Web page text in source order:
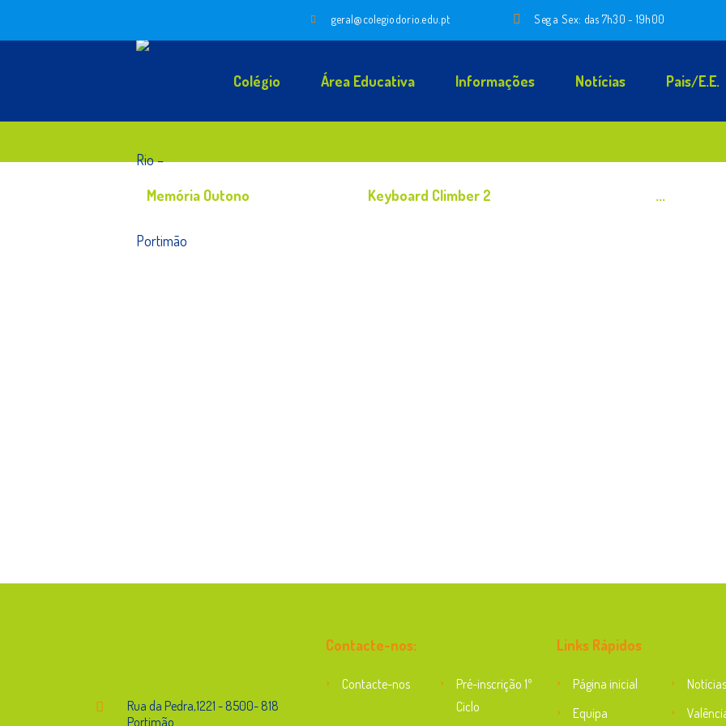
geral@colegiodorio.edu.pt Seg a Sex: das 7h30 - 19h00
Colégio Área Educativa Informações Notícias Pais/E.E.
Memória Outono Keyboard Climber 2 ...
Rua da Pedra,1221 - 8500- 818
Portimão
Contacte-nos:
Contacte-nos
Pré-inscrição 1º
Ciclo
Links Rápidos
Página inicial
Notícias
Equipa